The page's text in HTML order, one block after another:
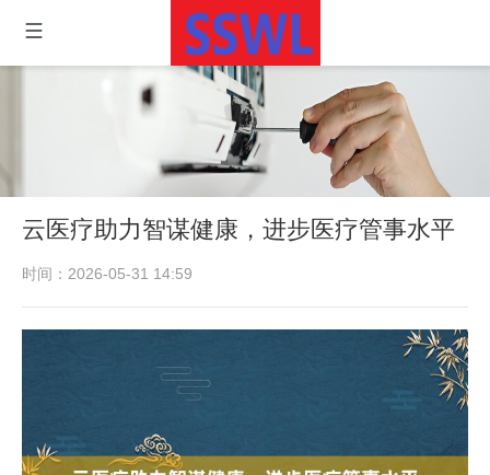
云医疗助力智谋健康，进步医疗管事水平
时间：2026-05-31 14:59